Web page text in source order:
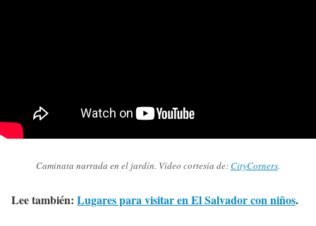
Caminata narrada en el jardín. Vídeo cortesía de:CityCorners.
Lee también: Lugares para visitar en El Salvador con niños.